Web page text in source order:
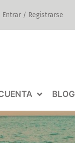
Entrar / Registrarse
BLOG